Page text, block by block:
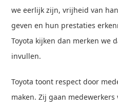
we eerlijk zijn, vrijheid van
geven en hun prestaties
Toyota kijken dan merken we
invullen.
Toyota toont respect door
maken. Zij gaan